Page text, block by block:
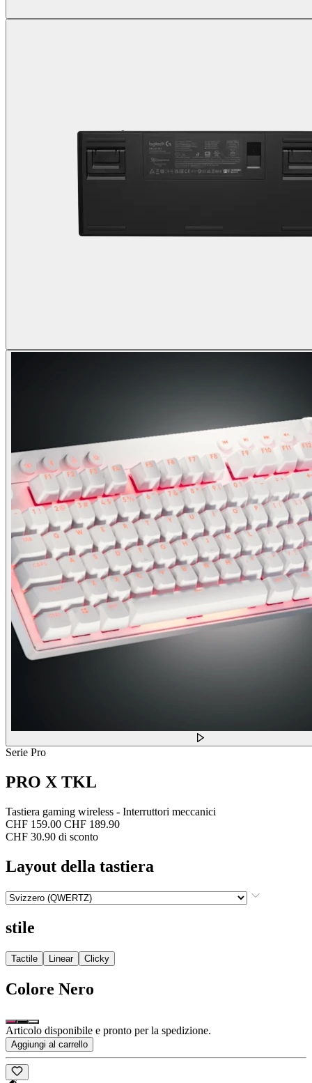
Serie Pro
PRO X TKL
Tastiera gaming wireless - Interruttori meccanici
CHF 159.00 CHF 189.90
CHF 30.90 di sconto
Layout della tastiera
stile
Tactile Linear Clicky
Colore Nero
Articolo disponibile e pronto per la spedizione.
Aggiungi al carrello